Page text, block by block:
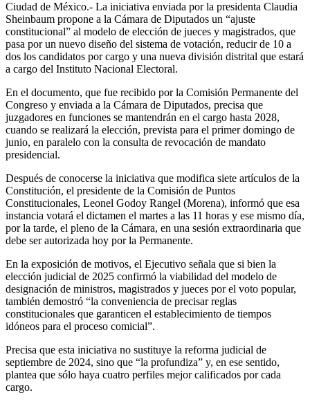
Ciudad de México.- La iniciativa enviada por la presidenta Claudia
Sheinbaum propone a la Cámara de Diputados un “ajuste
constitucional” al modelo de elección de jueces y magistrados, que
pasa por un nuevo diseño del sistema de votación, reducir de 10 a
dos los candidatos por cargo y una nueva división distrital que estará
a cargo del Instituto Nacional Electoral.
En el documento, que fue recibido por la Comisión Permanente del
Congreso y enviada a la Cámara de Diputados, precisa que
juzgadores en funciones se mantendrán en el cargo hasta 2028,
cuando se realizará la elección, prevista para el primer domingo de
junio, en paralelo con la consulta de revocación de mandato
presidencial.
Después de conocerse la iniciativa que modifica siete artículos de la
Constitución, el presidente de la Comisión de Puntos
Constitucionales, Leonel Godoy Rangel (Morena), informó que esa
instancia votará el dictamen el martes a las 11 horas y ese mismo día,
por la tarde, el pleno de la Cámara, en una sesión extraordinaria que
debe ser autorizada hoy por la Permanente.
En la exposición de motivos, el Ejecutivo señala que si bien la
elección judicial de 2025 confirmó la viabilidad del modelo de
designación de ministros, magistrados y jueces por el voto popular,
también demostró “la conveniencia de precisar reglas
constitucionales que garanticen el establecimiento de tiempos
idóneos para el proceso comicial”.
Precisa que esta iniciativa no sustituye la reforma judicial de
septiembre de 2024, sino que “la profundiza” y, en ese sentido,
plantea que sólo haya cuatro perfiles mejor calificados por cada
cargo.